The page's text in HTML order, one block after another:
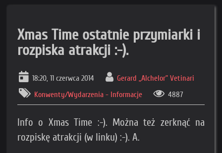
Xmas Time ostatnie przymiarki i
rozpiska atrakcji :-).
18:20, 11 czerwca 2014
Gerard „Alchelor” Vetinari
Konwenty/Wydarzenia - Informacje
4887
Info o Xmas Time :-). Można też zerknąć na
rozpiskę atrakcji (w linku) :-). A.